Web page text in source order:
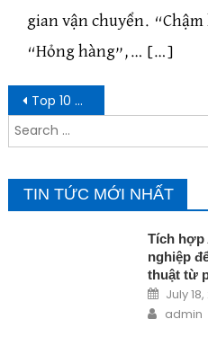
gian vận chuyển. “Chậm
“Hỏng hàng”,… […]
Post navigation
Top 10 phần mềm học tiếng Anh miễn phí tốt nhất 2022
Search for:
TIN TỨC MỚI NHẤT
Tích hợp
nghiệp
thuật từ
Posted
July
Author
admin